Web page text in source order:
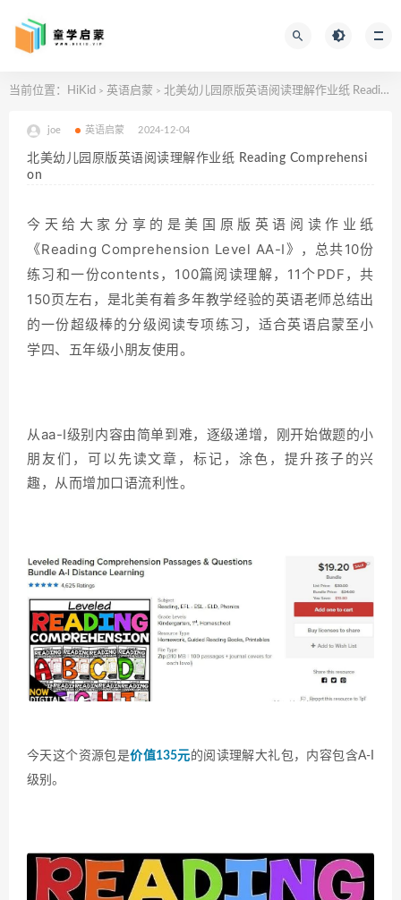
当前位置： HiKid > 英语启蒙 > 北美幼儿园原版英语阅读理解作业纸 Reading Comprehension
joe 英语启蒙 2024-12-04
北美幼儿园原版英语阅读理解作业纸 Reading Comprehensi
on
今天给大家分享的是美国原版英语阅读作业纸
《Reading Comprehension Level AA-I》，总共10份
练习和一份contents，100篇阅读理解， 11个PDF，共
150页左右，是北美有着多年教学经验的英语老师总结出
的一份超级棒的分级阅读专项练习，适合英语启蒙至小
学四、五年级小朋友使用。
从aa-I级别内容由简单到难，逐级递增，刚开始做题的小
朋友们，可以先读文章，标记，涂色，提升孩子的兴
趣，从而增加口语流利性。
今天这个资源包是价值135元 的阅读理解大礼包，内容包含A-I
级别。